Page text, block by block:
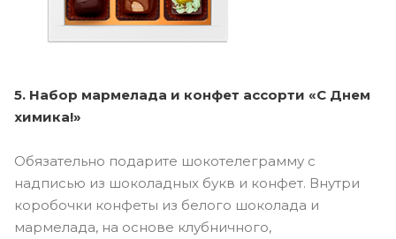
5. Набор мармелада и конфет ассорти «С Днем
химика!»
Обязательно подарите шокотелеграмму с
надписью из шоколадных букв и конфет. Внутри
коробочки конфеты из белого шоколада и
мармелада, на основе клубничного,